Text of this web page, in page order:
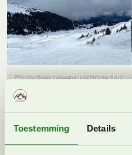
Toestemming Details
En zo zien groene pistes er dan
Vallées groen of blauw.
beschreven tussen de